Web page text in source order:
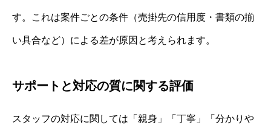
す。これは案件ごとの条件（売掛先の信用度・書類の揃
い具合など）による差が原因と考えられます。
サポートと対応の質に関する評価
スタッフの対応に関しては「親身」「丁寧」「分かりや